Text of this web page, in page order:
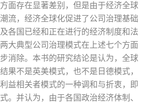
面存在显著差别，但是由于经济全球
流，经济全球化促进了公司治理基础
各国已经和正在进行的经济制度和法
大典型公司治理模式在上述七个方面
消除。本书的研究结论是认为，全球
果不是英美模式，也不是日德模式，
益相关者模式的一种调和与折衷，即
。并认为，由于各国政治经济体制、